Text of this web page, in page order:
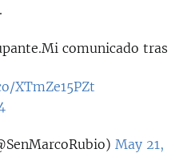
comunicado tras
XTmZe15PZt
May 21,